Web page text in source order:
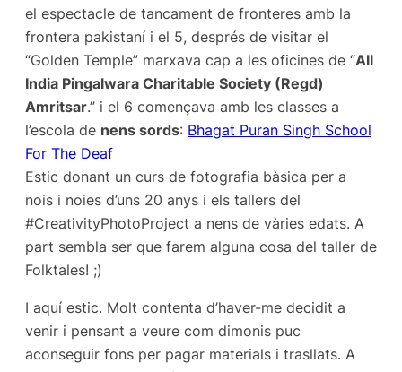
el espectacle de tancament de fronteres amb la
frontera pakistaní i el 5, després de visitar el
“Golden Temple” marxava cap a les oficines de “All
India Pingalwara Charitable Society (Regd)
Amritsar.” i el 6 començava amb les classes a
l’escola de nens sords: Bhagat Puran Singh School
For The Deaf
Estic donant un curs de fotografia bàsica per a
nois i noies d’uns 20 anys i els tallers del
#CreativityPhotoProject a nens de vàries edats. A
part sembla ser que farem alguna cosa del taller de
Folktales! ;)
I aquí estic. Molt contenta d’haver-me decidit a
venir i pensant a veure com dimonis puc
aconseguir fons per pagar materials i trasllats. A